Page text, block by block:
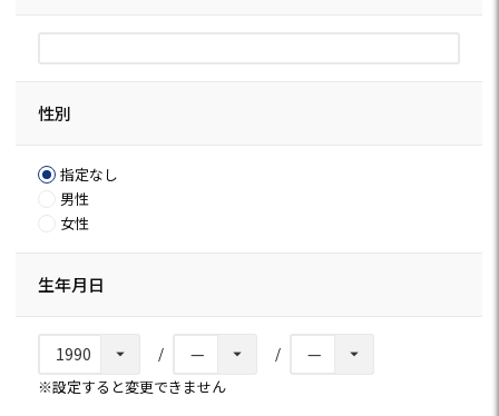
性別
指定なし
男性
女性
生年月日
※設定すると変更できません